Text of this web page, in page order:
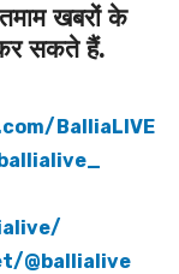
खबरों के
कर सकते हैं.
BalliaLIVE
@ballialive